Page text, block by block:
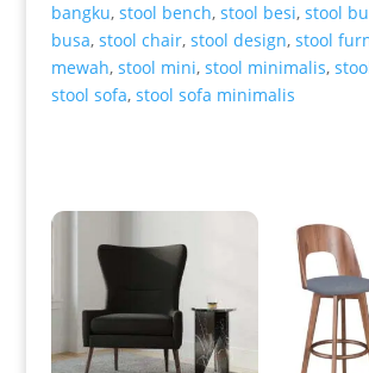
bangku, stool bench, stool besi, stool
busa, stool chair, stool design, stool
mewah, stool mini, stool minimalis,
stool sofa, stool sofa minimalis